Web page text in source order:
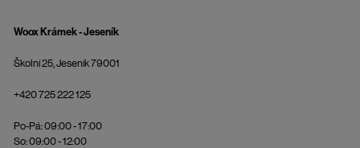
Woox Krámek - Jeseník
Školní 25, Jeseník 79001
+420 725 222 125
Po-Pá: 09:00 - 17:00
So: 09:00 - 12:00